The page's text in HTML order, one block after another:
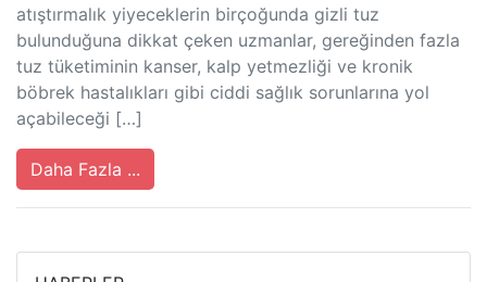
atıştırmalık yiyeceklerin birçoğunda gizli tuz
bulunduğuna dikkat çeken uzmanlar, gereğinden fazla
tuz tüketiminin kanser, kalp yetmezliği ve kronik
böbrek hastalıkları gibi ciddi sağlık sorunlarına yol
açabileceği […]
Daha Fazla ...